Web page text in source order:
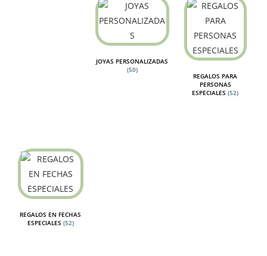
JOYAS PERSONALIZADAS
(50)
REGALOS PARA
PERSONAS
ESPECIALES(52)
REGALOS EN FECHAS
ESPECIALES (52)